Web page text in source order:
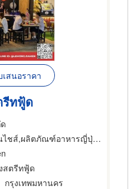
สนอราคา
รีทฟู้ด
ตภัณฑ์อาหารญี่ปุ่น,ตัวแทนแฟรนไชส์
สตรีทฟู้ด
กรุงเทพมหานคร